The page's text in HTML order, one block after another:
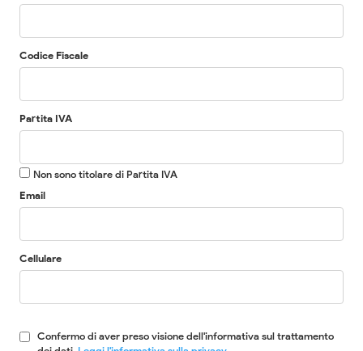
Codice Fiscale
Partita IVA
Non sono titolare di Partita IVA
Email
Cellulare
Confermo di aver preso visione dell'informativa sul trattamento